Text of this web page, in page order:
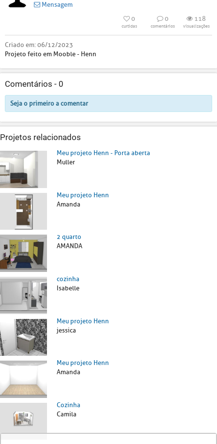
Mensagem
0
curtidas
0
comentários
118
visualizações
Criado em:06/12/2023
Projeto feito em Mooble - Henn
Comentários - 0
Seja o primeiro a comentar
Projetos relacionados
Meu projeto Henn - Porta aberta
Muller
Meu projeto Henn
Amanda
2 quarto
AMANDA
cozinha
Isabelle
Meu projeto Henn
jessica
Meu projeto Henn
Amanda
Cozinha
Camila